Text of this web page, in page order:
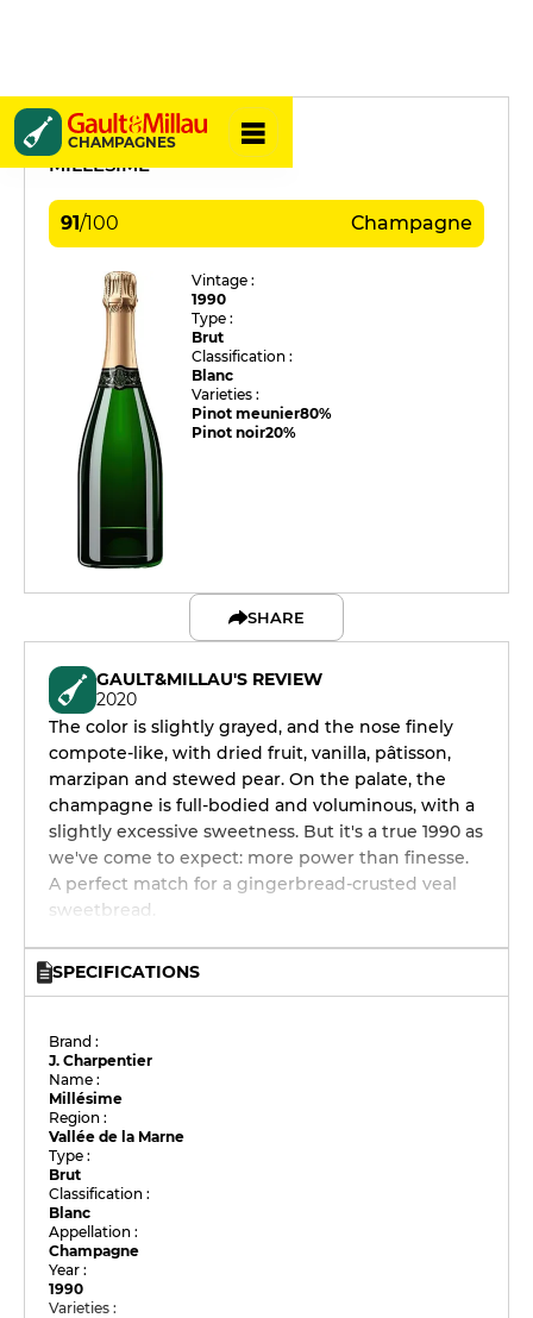
CHAMPAGNES
J. Charpentier
MILLÉSIME
91/100 Champagne
Vintage :
1990
Type :
Brut
Classification :
Blanc
Varieties :
Pinot meunier80%
Pinot noir20%
SHARE
GAULT&MILLAU'S REVIEW
2020
The color is slightly grayed, and the nose finely
compote-like, with dried fruit, vanilla, pâtisson,
marzipan and stewed pear. On the palate, the
champagne is full-bodied and voluminous, with a
slightly excessive sweetness. But it's a true 1990 as
we've come to expect: more power than finesse.
A perfect match for a gingerbread-crusted veal
sweetbread.
SPECIFICATIONS
Brand :
J. Charpentier
Name :
Millésime
Region :
Vallée de la Marne
Type :
Brut
Classification :
Blanc
Appellation :
Champagne
Year :
1990
Varieties :